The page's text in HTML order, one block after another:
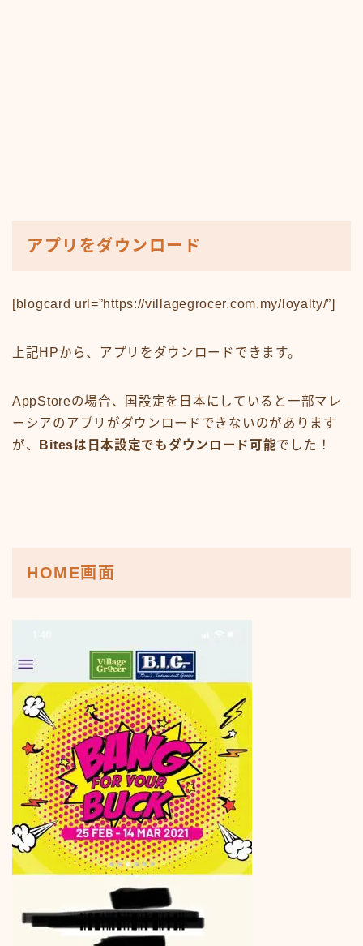
アプリをダウンロード
[blogcard url=”https://villagegrocer.com.my/loyalty/”]
上記HPから、アプリをダウンロードできます。
AppStoreの場合、国設定を日本にしていると一部マレ
ーシアのアプリがダウンロードできないのがあります
が、
Bitesは日本設定でもダウンロード可能でした！
HOME画面